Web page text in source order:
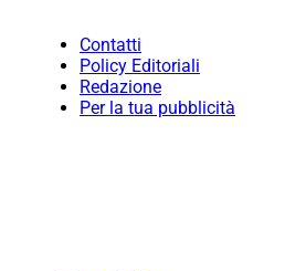
Contatti
Policy Editoriali
Redazione
Per la tua pubblicità